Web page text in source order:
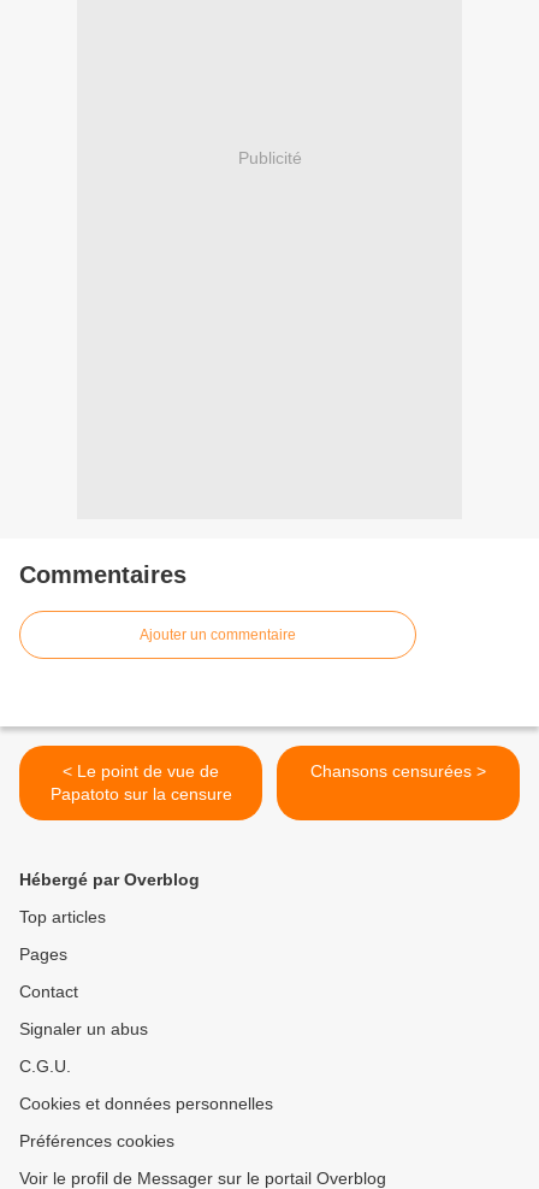
Publicité
Commentaires
Ajouter un commentaire
< Le point de vue de
Papatoto sur la censure
Chansons censurées >
Hébergé par Overblog
Top articles
Pages
Contact
Signaler un abus
C.G.U.
Cookies et données personnelles
Préférences cookies
Voir le profil de Messager sur le portail Overblog